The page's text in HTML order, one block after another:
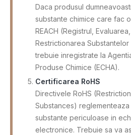
Daca produsul
substante chimice care fac
REACH (Registrul,
Restrictionarea
trebuie inregistrate la
Produse Chimice (ECHA).
Certificarea RoHS
Directivele RoHS
Substances)
substante periculoase in
electronice. Trebuie sa va